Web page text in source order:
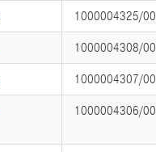
1000004325/
1000004308/
1000004307/
1000004306/